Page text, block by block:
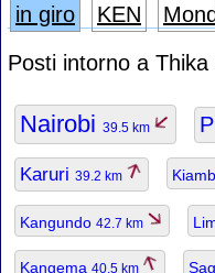
in giro KEN
Posti intorno a
Nairobi 39.5 km
Karuri 39.2 km
Kangundo 42.7 km
Kangema 40.5 km